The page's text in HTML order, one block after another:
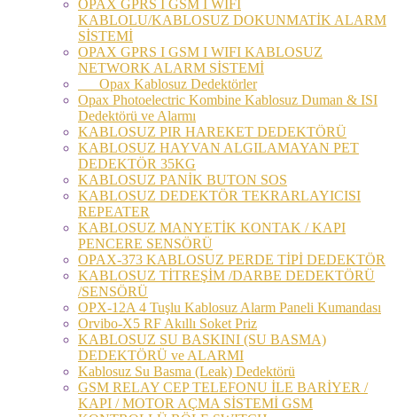
OPAX GPRS I GSM I WIFI
KABLOLU/KABLOSUZ DOKUNMATİK ALARM
SİSTEMİ
OPAX GPRS I GSM I WIFI KABLOSUZ
NETWORK ALARM SİSTEMİ
Opax Kablosuz Dedektörler
Opax Photoelectric Kombine Kablosuz Duman & ISI
Dedektörü ve Alarmı
KABLOSUZ PIR HAREKET DEDEKTÖRÜ
KABLOSUZ HAYVAN ALGILAMAYAN PET
DEDEKTÖR 35KG
KABLOSUZ PANİK BUTON SOS
KABLOSUZ DEDEKTÖR TEKRARLAYICISI
REPEATER
KABLOSUZ MANYETİK KONTAK / KAPI
PENCERE SENSÖRÜ
OPAX-373 KABLOSUZ PERDE TİPİ DEDEKTÖR
KABLOSUZ TİTREŞİM /DARBE DEDEKTÖRÜ
/SENSÖRÜ
OPX-12A 4 Tuşlu Kablosuz Alarm Paneli Kumandası
Orvibo-X5 RF Akıllı Soket Priz
KABLOSUZ SU BASKINI (SU BASMA)
DEDEKTÖRÜ ve ALARMI
Kablosuz Su Basma (Leak) Dedektörü
GSM RELAY CEP TELEFONU İLE BARİYER /
KAPI / MOTOR AÇMA SİSTEMİ GSM